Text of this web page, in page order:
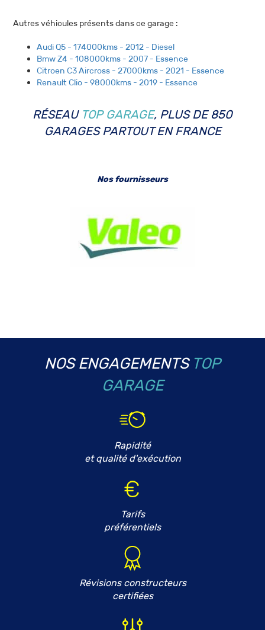
Autres véhicules présents dans ce garage :
Audi Q5 - 174000kms - 2012 - Diesel
Bmw Z4 - 108000kms - 2007 - Essence
Citroen C3 Aircross - 27000kms - 2021 - Essence
Renault Clio - 98000kms - 2019 - Essence
RÉSEAU TOP GARAGE, PLUS DE 850
GARAGES PARTOUT EN FRANCE
Nos fournisseurs
NOS ENGAGEMENTS TOP
GARAGE
Rapidité
et qualité d'exécution
Tarifs
préférentiels
Révisions constructeurs
certifiées